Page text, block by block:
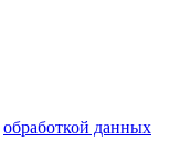
обработкой данных